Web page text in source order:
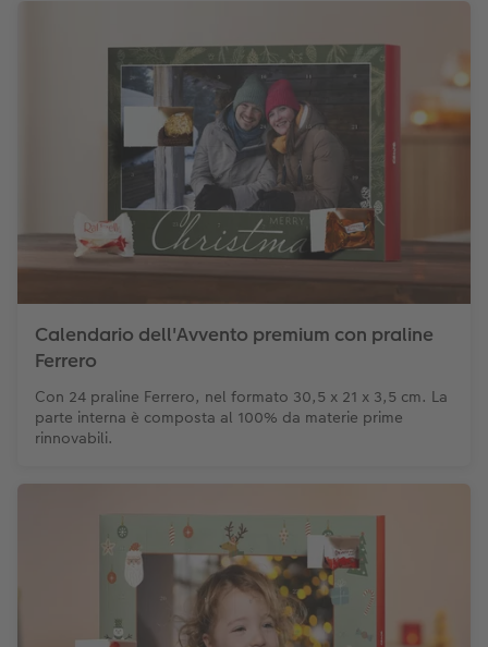
Calendario dell'Avvento premium con praline
Ferrero
Con 24 praline Ferrero, nel formato 30,5 x 21 x 3,5 cm. La
parte interna è composta al 100% da materie prime
rinnovabili.